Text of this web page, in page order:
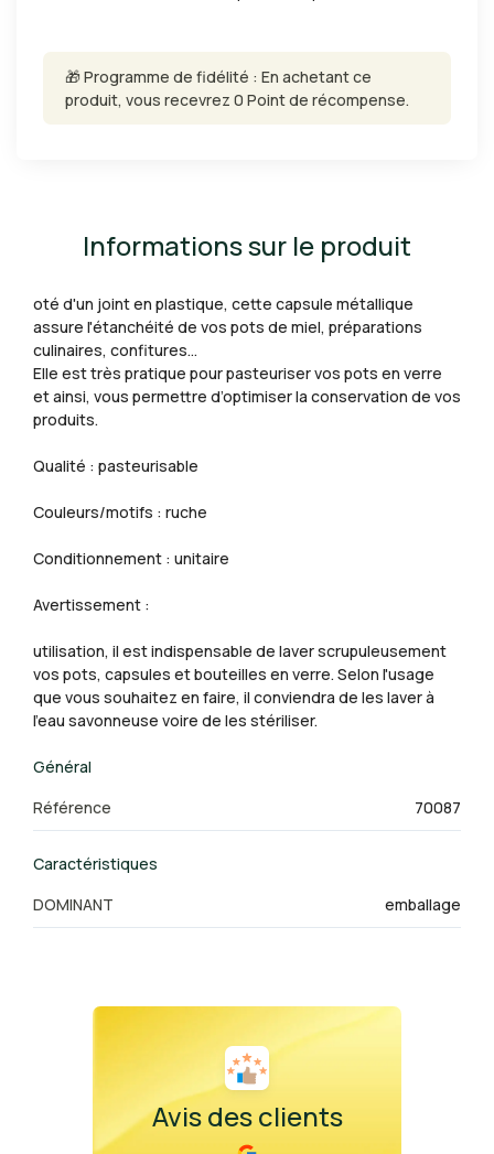
🎁 Programme de fidélité : En achetant ce
produit, vous recevrez 0 Point de récompense.
Informations sur le produit
oté d'un joint en plastique, cette capsule métallique
assure l'étanchéité de vos pots de miel, préparations
culinaires, confitures…
Elle est très pratique pour pasteuriser vos pots en verre
et ainsi, vous permettre d’optimiser la conservation de vos
produits.
Qualité : pasteurisable
Couleurs/motifs : ruche
Conditionnement : unitaire
Avertissement :
utilisation, il est indispensable de laver scrupuleusement
vos pots, capsules et bouteilles en verre. Selon l'usage
que vous souhaitez en faire, il conviendra de les laver à
l'eau savonneuse voire de les stériliser.
Général
Référence
70087
Caractéristiques
DOMINANT
emballage
Avis des clients